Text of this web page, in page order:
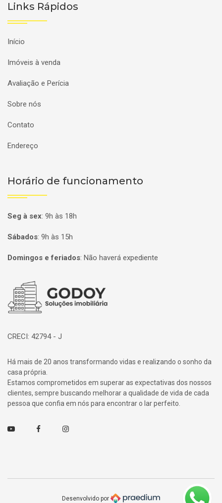
Links Rápidos
Início
Imóveis à venda
Avaliação e Perícia
Sobre nós
Contato
Endereço
Horário de funcionamento
Seg à sex: 9h às 18h
Sábados: 9h às 15h
Domingos e feriados: Não haverá expediente
Página inicial
CRECI: 42794 - J
Há mais de 20 anos transformando vidas e realizando o sonho da
casa própria.
Estamos comprometidos em superar as expectativas dos nossos
clientes, sempre buscando melhorar a qualidade de vida de cada
pessoa que confia em nós para encontrar o lar perfeito.
Youtube FacebookInstagram
Desenvolvido por